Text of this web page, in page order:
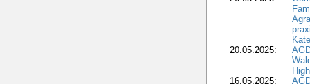
20.05.2025:
16.05.2025: